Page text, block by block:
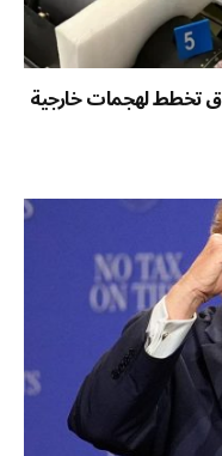
تخطط لهجمات خارجية